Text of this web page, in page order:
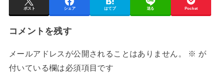
ポスト シェア はてブ 送る Pocket
コメントを残す
メールアドレスが公開されることはありません。 ※ が
付いている欄は必須項目です